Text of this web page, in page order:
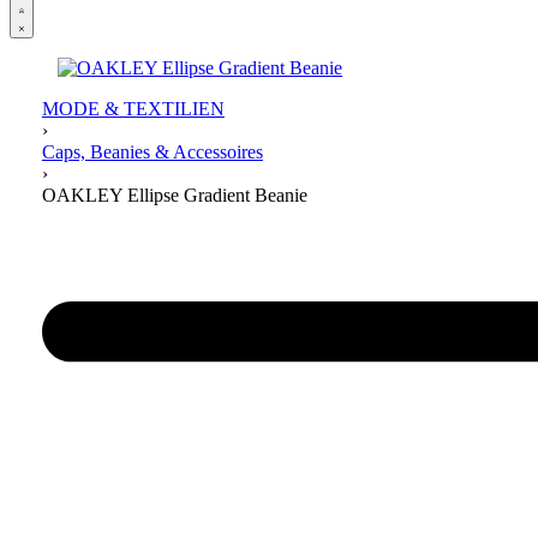
Open
Account
details
MODE & TEXTILIEN
›
Caps, Beanies & Accessoires
›
OAKLEY Ellipse Gradient Beanie